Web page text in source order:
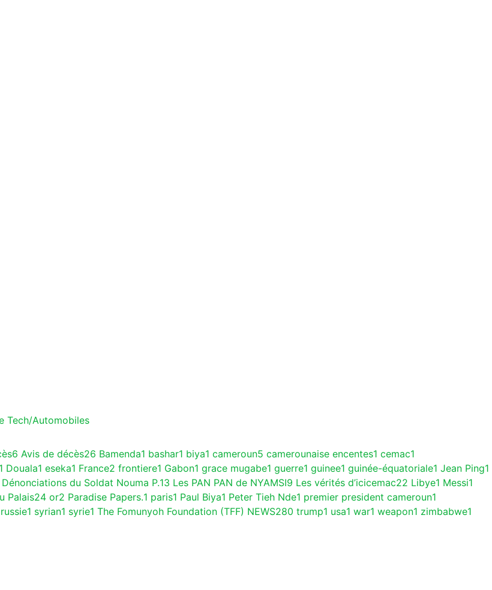
Tech/Automobiles
6 Avis de décès26 Bamenda1 bashar1 biya1 cameroun5 camerounaise encentes1 cemac1
1 Douala1 eseka1 France2 frontiere1 Gabon1 grace mugabe1 guerre1 guinee1 guinée-équatoriale1 Jean Ping1
Dénonciations du Soldat Nouma P.13 Les PAN PAN de NYAMSI9 Les vérités d’icicemac22 Libye1 Messi1
Palais24 or2 Paradise Papers.1 paris1 Paul Biya1 Peter Tieh Nde1 premier president cameroun1
russie1 syrian1 syrie1 The Fomunyoh Foundation (TFF) NEWS280 trump1 usa1 war1 weapon1 zimbabwe1